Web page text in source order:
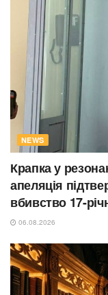
NEWS
Крапка у
апеляція
вбивство 17-
06.08.2026